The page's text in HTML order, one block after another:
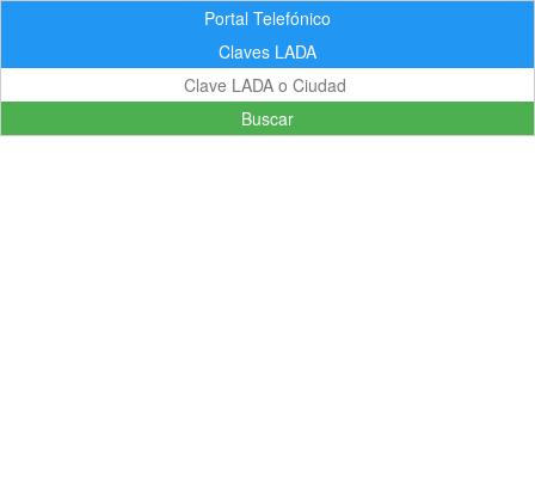
Portal Telefónico
Claves LADA
Buscar